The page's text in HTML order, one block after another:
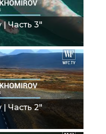
Часть 3"
Часть 2"